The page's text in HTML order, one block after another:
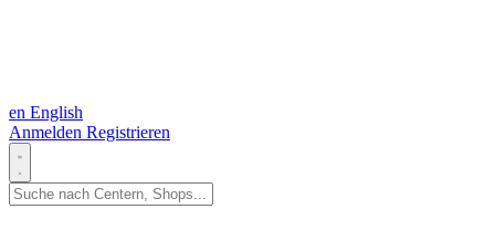
en English
Anmelden Registrieren